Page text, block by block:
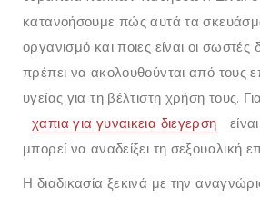
κατανοήσουμε πώς αυτά τα
οργανισμό και ποιες είναι οι σωστές
πρέπει να ακολουθούνται από τους
υγείας για τη βέλτιστη χρήση τους.
χαπια για γυναικεια διεγερση
μπορεί να αναδείξει τη σεξουαλική
Η διαδικασία ξεκινά με την